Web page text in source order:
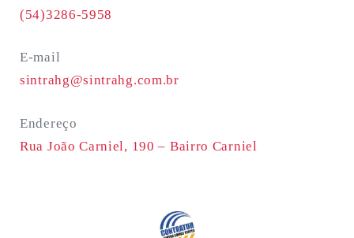
(54)3286-5958
E-mail
sintrahg@sintrahg.com.br
Endereço
Rua João Carniel, 190 – Bairro Carniel